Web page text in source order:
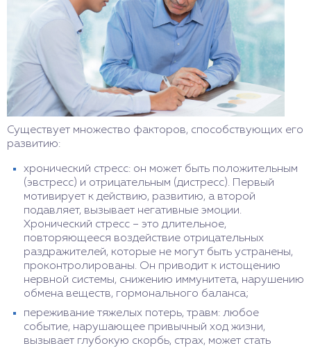
Существует множество факторов, способствующих его
развитию:
хронический стресс: он может быть положительным
(эвстресс) и отрицательным (дистресс). Первый
мотивирует к действию, развитию, а второй
подавляет, вызывает негативные эмоции.
Хронический стресс – это длительное,
повторяющееся воздействие отрицательных
раздражителей, которые не могут быть устранены,
проконтролированы. Он приводит к истощению
нервной системы, снижению иммунитета, нарушению
обмена веществ, гормонального баланса;
переживание тяжелых потерь, травм: любое
событие, нарушающее привычный ход жизни,
вызывает глубокую скорбь, страх, может стать